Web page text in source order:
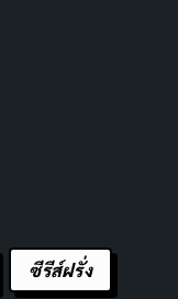
นๆ อยากรู้มานาน
คนดูเข้าใจบริบท
ถึง
ความรู้สึกก็คือ
กษาคุณภาพนี้ไว้
แข็งที่สุดของ
ดตาม แม้จะพอ
ซีรีส์ฝรั่ง